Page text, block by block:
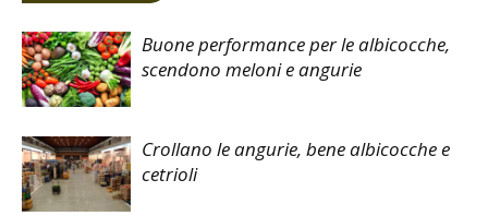
Buone performance per le albicocche,
scendono meloni e angurie
Crollano le angurie, bene albicocche e
cetrioli